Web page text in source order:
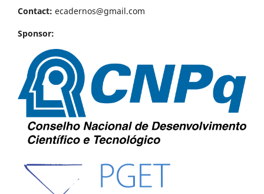
Contact: ecadernos@gmail.com
Sponsor: